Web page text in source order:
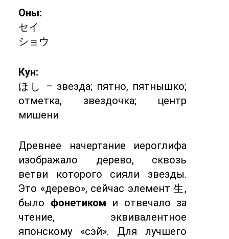
Оны:
セイ
ショウ
Кун:
ほし – звезда; пятно, пятнышко;
отметка, звездочка; центр
мишени
Древнее начертание иероглифа
изображало дерево, сквозь
ветви которого сияли звезды.
Это «дерево», сейчас элемент 生,
было фонетиком и отвечало за
чтение, эквивалентное
японскому «сэй». Для лучшего